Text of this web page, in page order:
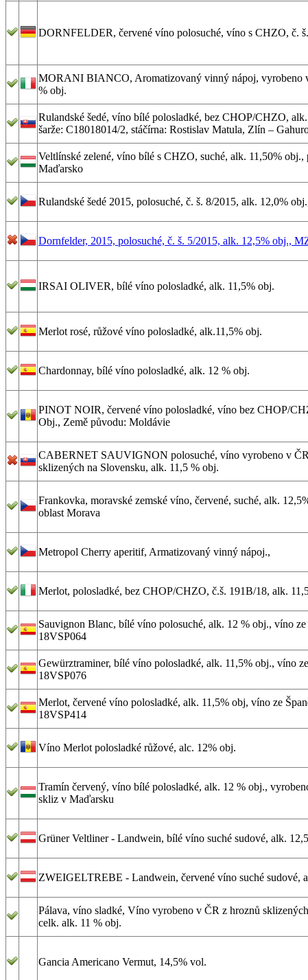
DORNFELDER, červené víno polosuché, víno s CHZO, č.
MORANI BIANCO, Aromatizovaný vinný nápoj, vyrobeno
% obj.
Rulandské šedé, víno bílé polosladké, bez CHOP/CHZO,
šarže: C18018014/2, stáčírna: Rostislav Matula, Zlín –
Veltlínské zelené, víno bílé s CHZO, suché, alk. 11,50% obj.,
Maďarsko
Rulandské šedé 2015, polosuché, č. š. 8/2015, alk. 12,0%
Dornfelder, 2015, polosuché, č. š. 5/2015, alk. 12,5% obj.,
IRSAI OLIVER, bílé víno polosladké, alk. 11,5% obj.
Merlot rosé, růžové víno polosladké, alk.11,5% obj.
Chardonnay, bílé víno polosladké, alk. 12 % obj.
PINOT NOIR, červené víno polosladké, víno bez CHOP/
Obj., Země původu: Moldávie
CABERNET SAUVIGNON polosuché, víno vyrobeno v
sklizených na Slovensku, alk. 11,5 % obj.
Frankovka, moravské zemské víno, červené, suché, alk.
oblast Morava
Metropol Cherry aperitif, Armatizovaný vinný nápoj.,
Merlot, polosladké, bez CHOP/CHZO, č.š. 191B/18, alk.
Sauvignon Blanc, bílé víno polosuché, alk. 12 % obj., víno ze
18VSP064
Gewürztraminer, bílé víno polosladké, alk. 11,5% obj., víno
18VSP076
Merlot, červené víno polosladké, alk. 11,5% obj, víno ze
18VSP414
Víno Merlot polosladké růžové, alc. 12% obj.
Tramín červený, víno bílé polosladké, alk. 12 % obj.,
skliz v Maďarsku
Grüner Veltliner - Landwein, bílé víno suché sudové, alk.
ZWEIGELTREBE - Landwein, červené víno suché sudové,
Pálava, víno sladké, Víno vyrobeno v ČR z hroznů
celk. alk. 11 % obj.
Gancia Americano Vermut, 14,5% vol.